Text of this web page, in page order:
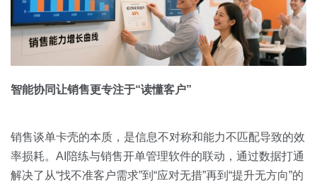
智能协同让销售更专注于“读懂客户”
销售谈单卡壳的本质，是信息不对称和能力不匹配导致的效
率损耗。AI陪练与销售开单管理软件的联动，通过数据打通
解决了从“找不准客户需求”到“应对无措”再到“提升无方向”的